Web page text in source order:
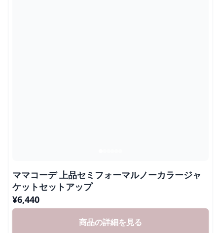
ママコーデ 上品セミフォーマルノーカラージャ
ケットセットアップ
¥6,440
商品の詳細を見る